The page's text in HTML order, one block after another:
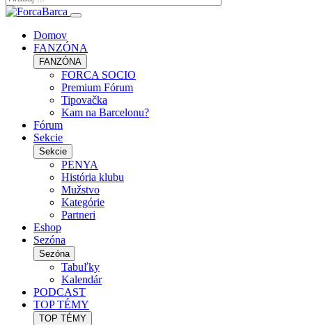
Domov
FANZÓNA
FANZÓNA
FORCA SOCIO
Premium Fórum
Tipovačka
Kam na Barcelonu?
Fórum
Sekcie
Sekcie
PENYA
História klubu
Mužstvo
Kategórie
Partneri
Eshop
Sezóna
Sezóna
Tabuľky
Kalendár
PODCAST
TOP TÉMY
TOP TÉMY